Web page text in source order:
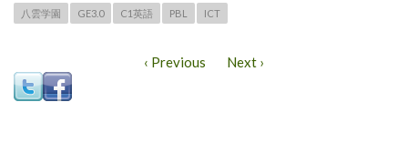
八雲学園
GE3.0 C1英語 PBL ICT
‹ Previous Next ›